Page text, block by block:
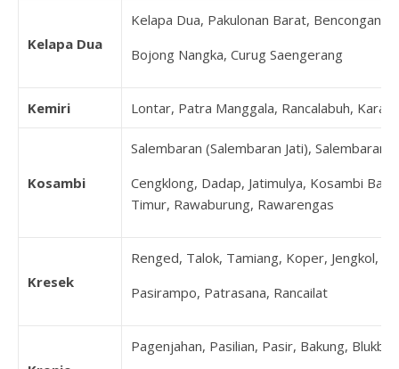
Kelapa Dua
Kelapa Dua, Pakulonan Barat, Bencongan,
Bojong Nangka, Curug Saengerang
Kemiri Lontar, Patra Manggala, Rancalabuh,
Kosambi
Salembaran (Salembaran Jati), Salembaran
Cengklong, Dadap, Jatimulya, Kosambi
Timur, Rawaburung, Rawarengas
Kresek
Renged, Talok, Tamiang, Koper, Jengkol,
Pasirampo, Patrasana, Rancailat
Pagenjahan, Pasilian, Pasir, Bakung,